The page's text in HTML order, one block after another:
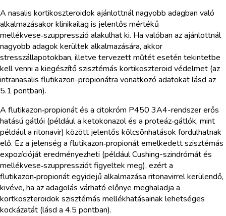
A nasalis kortikoszteroidok ajánlottnál nagyobb adagban való
alkalmazásakor klinikailag is jelentős mértékű
mellékvese‑szuppresszió alakulhat ki. Ha valóban az ajánlottnál
nagyobb adagok kerültek alkalmazására, akkor
stresszállapotokban, illetve tervezett műtét esetén tekintetbe
kell venni a kiegészítő szisztémás kortikoszteroid védelmet (az
intranasalis flutikazon-propionátra vonatkozó adatokat lásd az
5.1 pontban).
A flutikazon‑propionát és a citokróm P450 3A4-rendszer erős
hatású gátlói (például a ketokonazol és a proteáz‑gátlók, mint
például a ritonavir) között jelentős kölcsönhatások fordulhatnak
elő. Ez a jelenség a flutikazon‑propionát emelkedett szisztémás
expozícióját eredményezheti (például Cushing-szindrómát és
mellékvese‑szuppressziót figyeltek meg), ezért a
flutikazon‑propionát egyidejű alkalmazása ritonavirrel kerülendő,
kivéve, ha az adagolás várható előnye meghaladja a
kortkoszteroidok szisztémás mellékhatásainak lehetséges
kockázatát (lásd a 4.5 pontban).